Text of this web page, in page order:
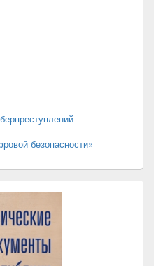
безопасности»